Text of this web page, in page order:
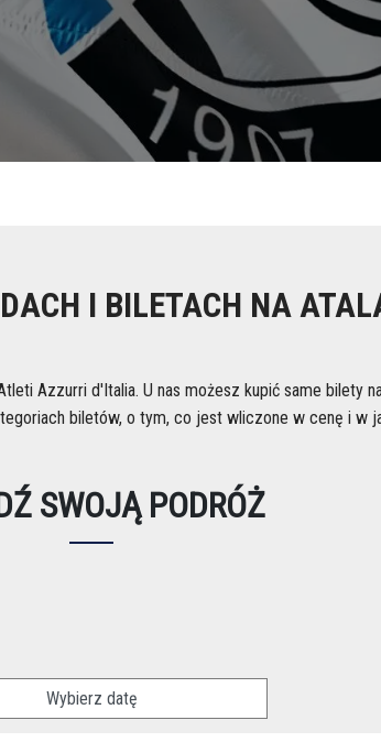
I BILETACH NA
Azzurri d'Italia. U nas możesz kupić same bilety
biletów, o tym, co jest wliczone w cenę i w